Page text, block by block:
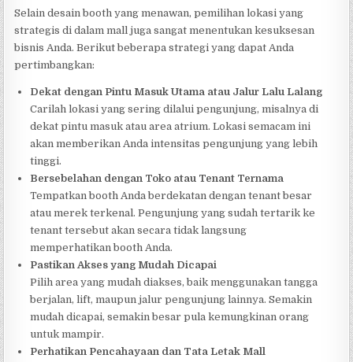
Selain desain booth yang menawan, pemilihan lokasi yang
strategis di dalam mall juga sangat menentukan kesuksesan
bisnis Anda. Berikut beberapa strategi yang dapat Anda
pertimbangkan:
Dekat dengan Pintu Masuk Utama atau Jalur Lalu Lalang
Carilah lokasi yang sering dilalui pengunjung, misalnya di
dekat pintu masuk atau area atrium. Lokasi semacam ini
akan memberikan Anda intensitas pengunjung yang lebih
tinggi.
Bersebelahan dengan Toko atau Tenant Ternama
Tempatkan booth Anda berdekatan dengan tenant besar
atau merek terkenal. Pengunjung yang sudah tertarik ke
tenant tersebut akan secara tidak langsung
memperhatikan booth Anda.
Pastikan Akses yang Mudah Dicapai
Pilih area yang mudah diakses, baik menggunakan tangga
berjalan, lift, maupun jalur pengunjung lainnya. Semakin
mudah dicapai, semakin besar pula kemungkinan orang
untuk mampir.
Perhatikan Pencahayaan dan Tata Letak Mall